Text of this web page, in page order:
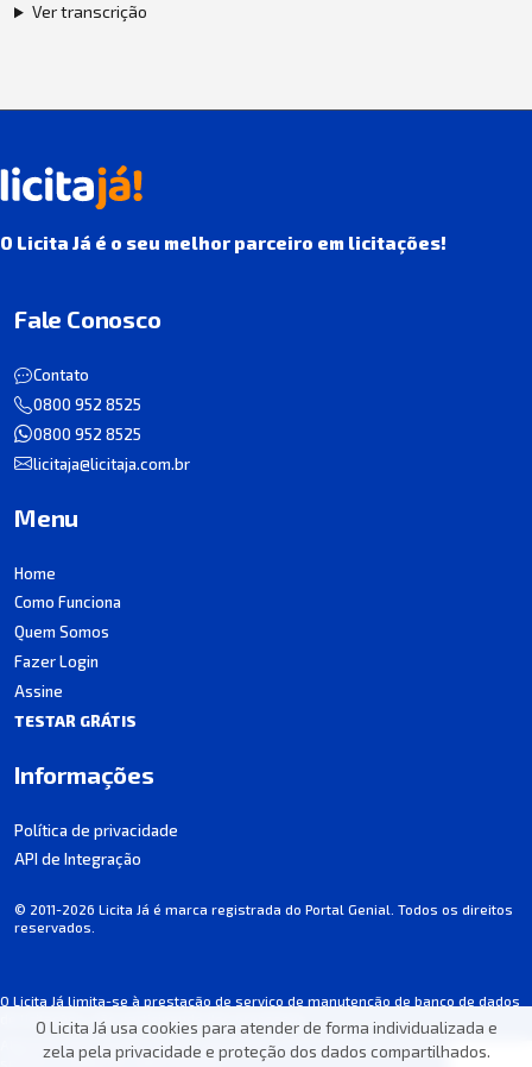
O Licita Já usa cookies para atender de forma individualizada e
zela pela privacidade e proteção dos dados compartilhados.
Ver transcrição
O Licita Já é o seu melhor parceiro em licitações!
O Licita Já limita-se à prestação de serviço de manutenção de banco de dados
de licitações, não participando dos processos.
Algumas informações podem apresentar incorreções involuntárias. Consulte
sempre o edital de cada licitação.
Fale Conosco
Contato
0800 952 8525
0800 952 8525
licitaja@licitaja.com.br
Menu
Home
Como Funciona
Quem Somos
Fazer Login
Assine
TESTAR GRÁTIS
Informações
Política de privacidade
API de Integração
© 2011-2026 Licita Já é marca registrada do Portal Genial. Todos os direitos
reservados.